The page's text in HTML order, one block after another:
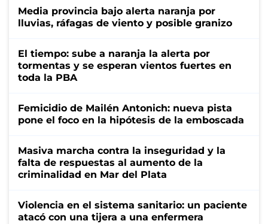
Media provincia bajo alerta naranja por
lluvias, ráfagas de viento y posible granizo
El tiempo: sube a naranja la alerta por
tormentas y se esperan vientos fuertes en
toda la PBA
Femicidio de Mailén Antonich: nueva pista
pone el foco en la hipótesis de la emboscada
Masiva marcha contra la inseguridad y la
falta de respuestas al aumento de la
criminalidad en Mar del Plata
Violencia en el sistema sanitario: un paciente
atacó con una tijera a una enfermera